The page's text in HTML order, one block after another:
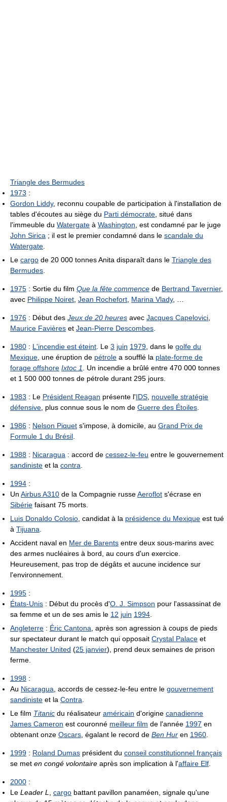
Triangle des Bermudes
1973 :
Gordon Liddy, reconnu coupable de participation à l'installation de
tables d'écoutes au siège du Parti démocrate, situé dans
l'immeuble du Watergate à Washington, est condamné par le juge
John Sirica ; il est le premier condamné dans le scandale du
Watergate.
Le cargo de 20 000 tonnes Anita disparaît dans le Triangle des
Bermudes.
1975 : Sortie du film Que la fête commence de Bertrand Tavernier,
avec Philippe Noiret, Jean Rochefort, Marina Vlady, …
1976 : Début des Jeux de 20 heures avec Jacques Capelovici,
Maurice Favières et Jean-Pierre Descombes.
1980 : L'incendie est éteint. Le 3 juin 1979, dans le golfe du
Mexique, une éruption de pétrole a soufflé la plate-forme de
forage offshore Ixtoc 1. Un incendie a brûlé entre 470 000 tonnes
et 1 500 000 tonnes de pétrole durant 295 jours.
1983 : Le Président Reagan présente l'IDS, nouvelle stratégie
défensive, plus connue sous le nom de Guerre des Étoiles.
1986 : Nelson Piquet s'impose, à domicile, au Grand Prix de
Formule 1 du Brésil.
1988 : Nicaragua : accord de cessez-le-feu entre le gouvernement
sandiniste et la contra.
1994 :
Un Airbus A310 de la Compagnie russeAeroflot s'écrase en
Sibérie faisant 75 morts.
Luis Donaldo Colosio, candidat à la présidence du Mexique est tué
à Tijuana.
Accident naval en Mer de Barents entre deux sous-marins avec
des armes nucléaires à bord, au cours d'un exercice.
Heureusement, pas trop de dégâts et aucune incidence sur
l'environnement.
1995 :
États-Unis : Début du procès d'O. J. Simpson pour l'assassinat de
sa femme et un de ses amis le 12 juin 1994.
Angleterre : Éric Cantona, après son agression à coups de pieds
sur spectateur durant le match qui opposait Crystal Palace et
Manchester United (25 janvier), prend deux semaines de prison
ferme.
1998 :
Au Nicaragua, accords de cessez-le-feu entre le gouvernement
sandiniste et la Contra.
Le film Titanic du réalisateur américain d'origine canadienne
James Cameron est couronné meilleur film de l'année 1997 en
obtenant onze Oscars, égalant le record de Ben Hur en 1960.
1999 : Roland Dumas président du conseil constitutionnel français
se met en congé volontaire après son implication à l'affaire Elf.
2000 :
Le Leader L, cargo battant pavillon panaméen, signale qu'une